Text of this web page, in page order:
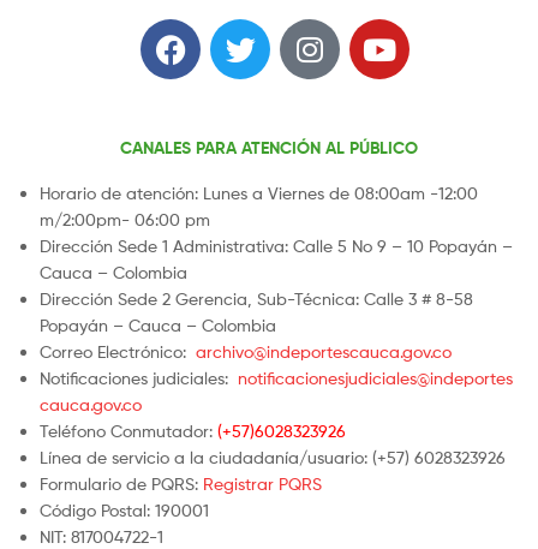
CANALES PARA ATENCIÓN AL PÚBLICO
Horario de atención: Lunes a Viernes de 08:00am -12:00
m/2:00pm- 06:00 pm
Dirección Sede 1 Administrativa: Calle 5 No 9 – 10 Popayán –
Cauca – Colombia
Dirección Sede 2 Gerencia, Sub-Técnica: Calle 3 # 8-58
Popayán – Cauca – Colombia
Correo Electrónico: archivo@indeportescauca.gov.co
Notificaciones judiciales: notificacionesjudiciales@indeportes
cauca.gov.co
Teléfono Conmutador: (+57)6028323926
Línea de servicio a la ciudadanía/usuario: (+57) 6028323926
Formulario de PQRS: Registrar PQRS
Código Postal: 190001
NIT: 817004722-1